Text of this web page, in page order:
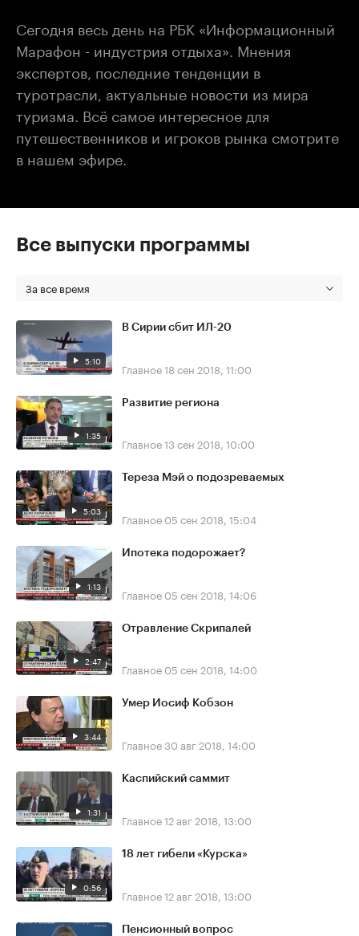
Сегодня весь день на РБК «Информационный
Марафон - индустрия отдыха». Мнения
экспертов, последние тенденции в
туротрасли, актуальные новости из мира
туризма. Всё самое интересное для
путешественников и игроков рынка смотрите
в нашем эфире.
Все выпуски программы
За все время
5:10
В Сирии сбит ИЛ-20
Главное18 сен 2018, 11:00
1:35
Развитие региона
Главное13 сен 2018, 10:00
5:03
Тереза Мэй о подозреваемых
Главное 05 сен 2018, 15:04
1:13
Ипотека подорожает?
Главное 05 сен 2018, 14:06
2:47
Отравление Скрипалей
Главное 05 сен 2018, 14:00
3:44
Умер Иосиф Кобзон
Главное30 авг 2018, 14:00
1:31
Каспийский саммит
Главное12 авг 2018, 13:00
0:56
18 лет гибели «Курска»
Главное12 авг 2018, 13:00
Пенсионный вопрос